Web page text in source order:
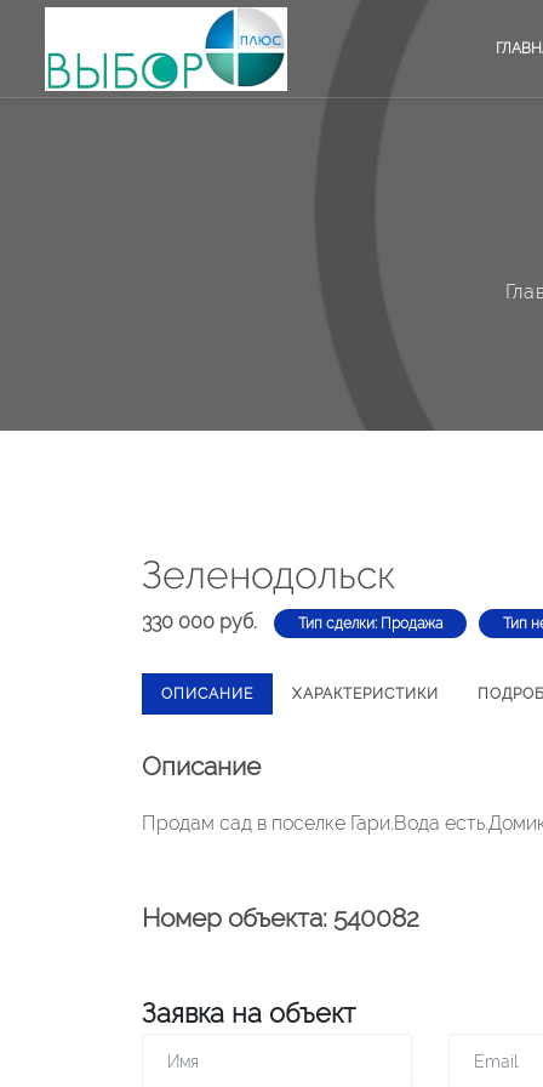
Зеленодольск
330 000 руб. Тип сделки: Продажа Тип
ОПИСАНИЕ ХАРАКТЕРИСТИКИ
Описание
Продам сад в поселке Гари.Вода
Номер объекта: 540082
Заявка на объект